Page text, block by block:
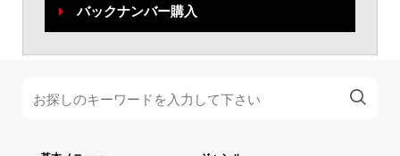
バックナンバー購入